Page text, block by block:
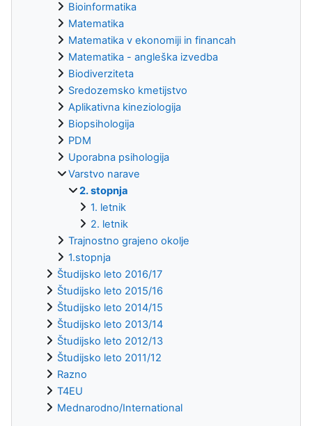
Bioinformatika
Matematika
Matematika v ekonomiji in financah
Matematika - angleška izvedba
Biodiverziteta
Sredozemsko kmetijstvo
Aplikativna kineziologija
Biopsihologija
PDM
Uporabna psihologija
Varstvo narave
2. stopnja
1. letnik
2. letnik
Trajnostno grajeno okolje
1.stopnja
Študijsko leto 2016/17
Študijsko leto 2015/16
Študijsko leto 2014/15
Študijsko leto 2013/14
Študijsko leto 2012/13
Študijsko leto 2011/12
Razno
T4EU
Mednarodno/International